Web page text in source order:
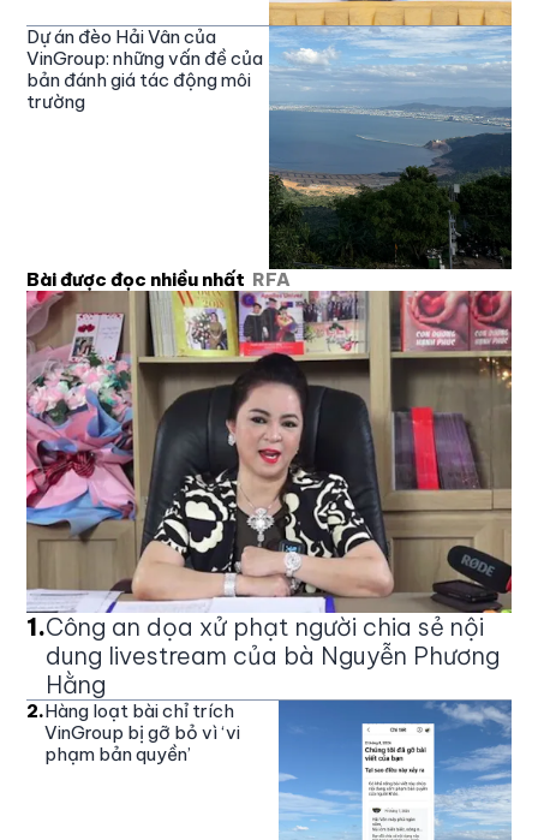
Dự án đèo Hải Vân của
VinGroup: những vấn đề của
bản đánh giá tác động môi
trường
Bài được đọc nhiều nhất RFA
1.Công an dọa xử phạt người chia sẻ nội
dung livestream của bà Nguyễn Phương
Hằng
2.Hàng loạt bài chỉ trích
VinGroup bị gỡ bỏ vì ‘vi
phạm bản quyền’